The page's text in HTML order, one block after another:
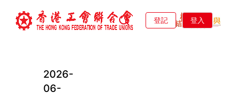
登記 登入
2026-
06-